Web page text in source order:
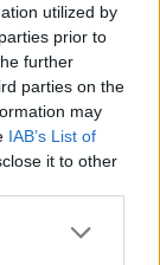
utilized by
prior to
further
parties on the
may
IAB’s List of
it to other
more Google